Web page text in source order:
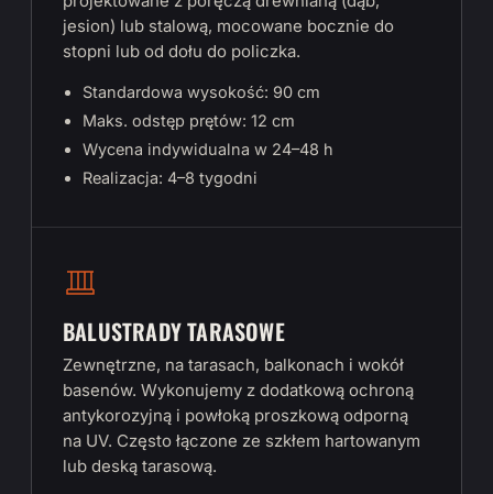
jesion) lub stalową, mocowane bocznie do
stopni lub od dołu do policzka.
Standardowa wysokość: 90 cm
Maks. odstęp prętów: 12 cm
Wycena indywidualna w 24–48 h
Realizacja: 4–8 tygodni
BALUSTRADY TARASOWE
Zewnętrzne, na tarasach, balkonach i wokół
basenów. Wykonujemy z dodatkową ochroną
antykorozyjną i powłoką proszkową odporną
na UV. Często łączone ze szkłem hartowanym
lub deską tarasową.